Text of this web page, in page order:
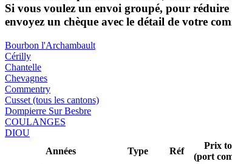
Si vous voulez un envoi groupé, pour
envoyez un chèque avec le détail de votre
Bourbon l'Archambault
Cérilly
Chantelle
Chevagnes
Commentry
Cusset (tous les cantons)
Dompierre Sur Besbre
COULANGES
DIOU
Années
Type Réf
Prix
(port